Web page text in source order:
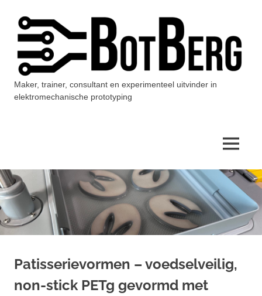
inhoud
BotBerg
Maker, trainer, consultant en experimenteel uitvinder in
elektromechanische prototyping
MENU
Patisserievormen – voedselveilig,
non-stick PETg gevormd met